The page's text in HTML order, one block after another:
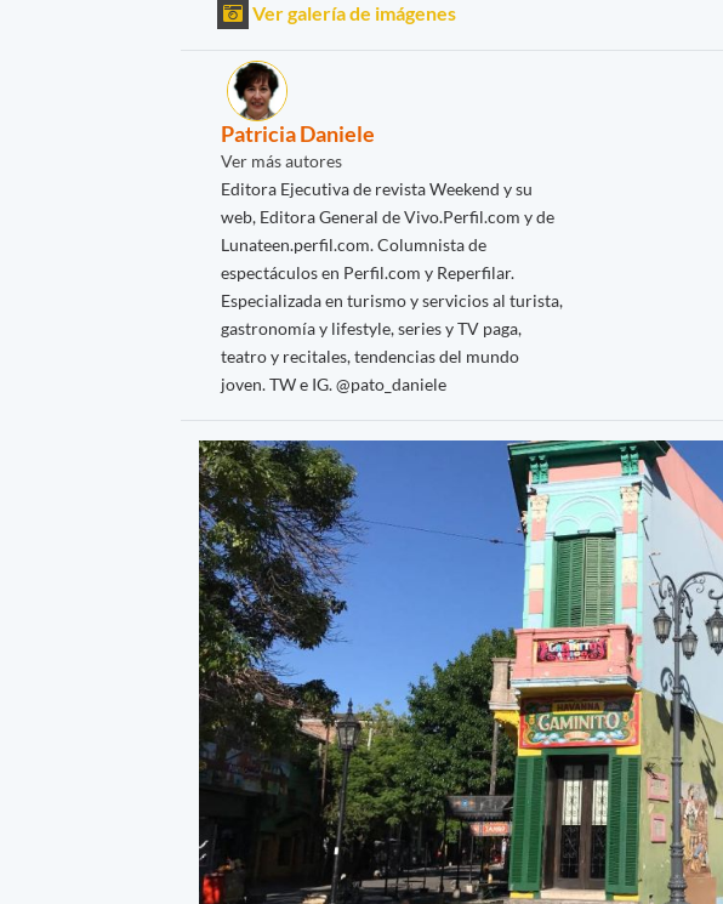
Ver galería de imágenes
Patricia Daniele
Ver más autores
Editora Ejecutiva de revista Weekend y su
web, Editora General de Vivo.Perfil.com y de
Lunateen.perfil.com. Columnista de
espectáculos en Perfil.com y Reperfilar.
Especializada en turismo y servicios al turista,
gastronomía y lifestyle, series y TV paga,
teatro y recitales, tendencias del mundo
joven. TW e IG. @pato_daniele